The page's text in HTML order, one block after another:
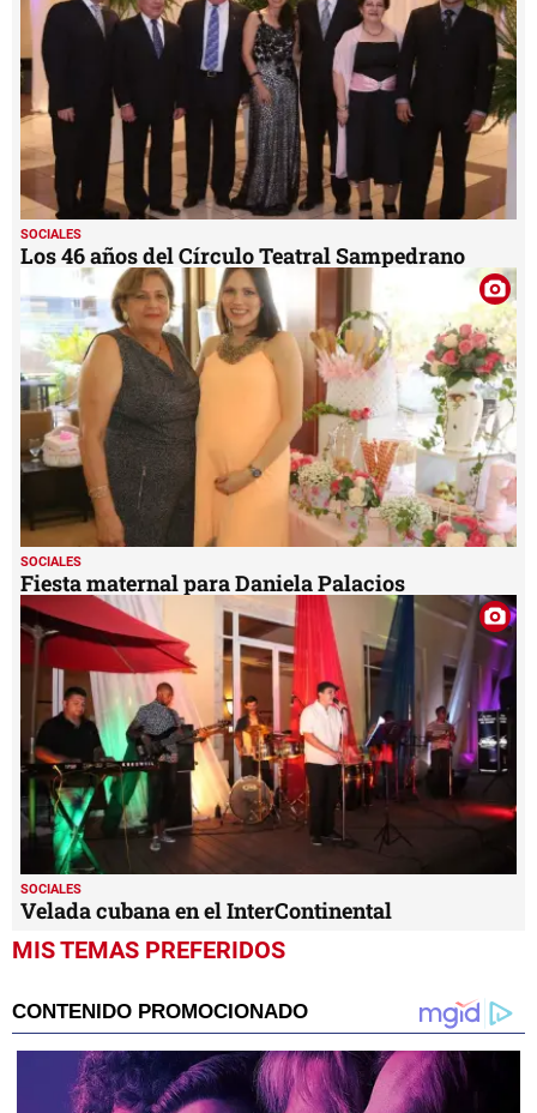
SOCIALES
Los 46 años del Círculo Teatral Sampedrano
SOCIALES
Fiesta maternal para Daniela Palacios
SOCIALES
Velada cubana en el InterContinental
MIS TEMAS PREFERIDOS